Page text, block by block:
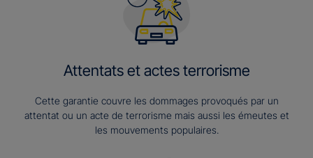
Attentats et actes terrorisme
Cette garantie couvre les dommages provoqués par un
attentat ou un acte de terrorisme mais aussi les émeutes et
les mouvements populaires.